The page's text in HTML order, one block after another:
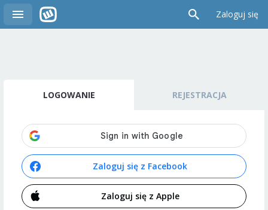
Zaloguj się
LOGOWANIE REJESTRACJA
Zaloguj się z Facebook
Zaloguj się z Apple